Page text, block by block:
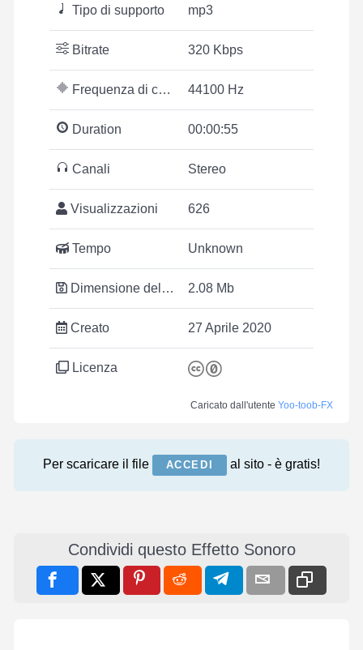
Tipo di supporto mp3
Bitrate 320 Kbps
Frequenza di campionamento 44100 Hz
Duration 00:00:55
Canali Stereo
Visualizzazioni 626
Tempo Unknown
Dimensione del file 2.08 Mb
Creato 27 Aprile 2020
Licenza
Caricato dall'utente Yoo-toob-FX
Per scaricare il file ACCEDI al sito - è gratis!
Condividi questo Effetto Sonoro